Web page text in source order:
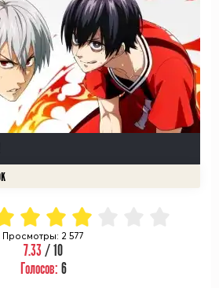
Просмотры: 2 577
7.33/ 10
Голосов: 6